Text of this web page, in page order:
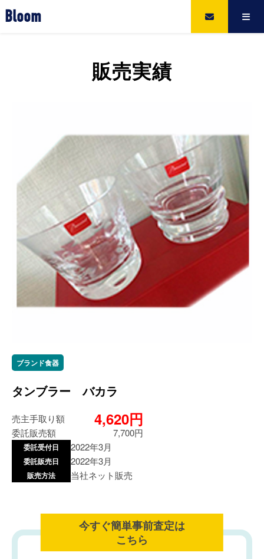
Bloom
販売実績
ブランド食器
タンブラー バカラ
売主手取り額 4,620円
委託販売額 7,700円
委託受付日 2022年3月
委託販売日 2022年3月
販売方法 当社ネット販売
今すぐ簡単事前査定は
こちら